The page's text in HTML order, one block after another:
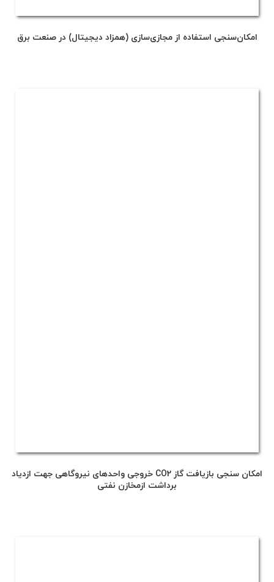
امکان‌سنجی استفاده از مجازی‌سازی (همزاد دیجیتال) در صنعت برق
امکان سنجی بازیافت گاز CO2 خروجی واحدهای نیروگاهی جهت ازدیاد
برداشت ازمخازن نفتی